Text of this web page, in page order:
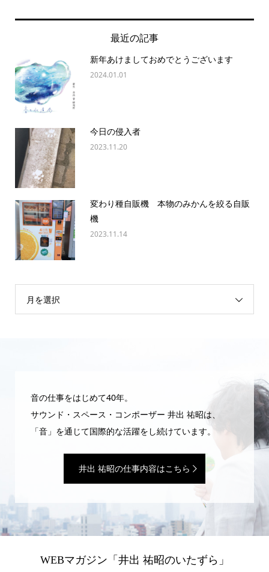
最近の記事
新年あけましておめでとうございます
2024.01.01
今日の侵入者
2023.11.20
変わり種自販機 本物のみかんを絞る自販
機
2023.11.14
月を選択
音の仕事をはじめて40年。
サウンド・スペース・コンポーザー 井出 祐昭は、
「音」を通じて国際的な活躍をし続けています。
井出 祐昭の仕事内容はこちら
WEBマガジン「井出 祐昭のいたずら」